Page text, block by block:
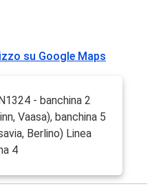
su Google Maps
- banchina 2
Vaasa), banchina 5
Berlino) Linea
4